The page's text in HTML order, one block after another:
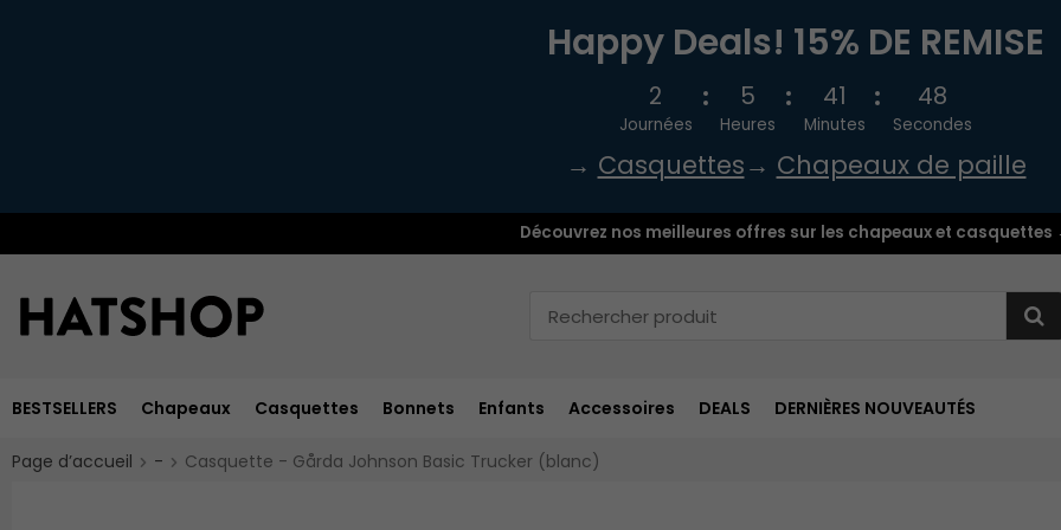
Happy Deals! 15% DE REMISE
2
Journées
5
Heures
41
Minutes
48
Secondes
→ Casquettes→ Chapeaux de paille
Découvrez nos meilleures offres sur les chapeaux et casquettes
BESTSELLERS Chapeaux Casquettes Bonnets Enfants Accessoires DEALS DERNIÈRES NOUVEAUTÉS
Page d’accueil - Casquette - Gårda Johnson Basic Trucker (blanc)